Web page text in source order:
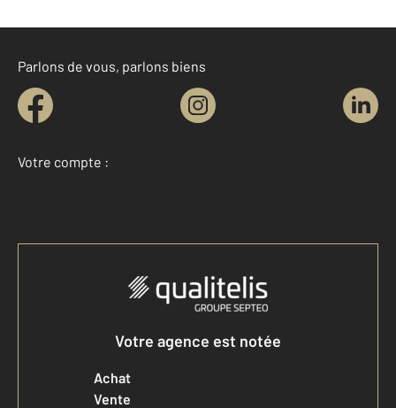
Parlons de vous, parlons biens
Votre compte :
Accéder à mon compte
Votre agence est notée
Achat
Vente